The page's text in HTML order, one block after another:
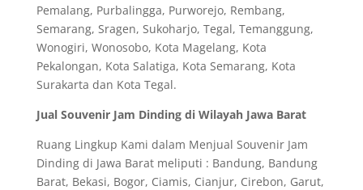
Pemalang, Purbalingga, Purworejo, Rembang,
Semarang, Sragen, Sukoharjo, Tegal, Temanggung,
Wonogiri, Wonosobo, Kota Magelang, Kota
Pekalongan, Kota Salatiga, Kota Semarang, Kota
Surakarta dan Kota Tegal.
Jual Souvenir Jam Dinding di Wilayah Jawa Barat
Ruang Lingkup Kami dalam Menjual Souvenir Jam
Dinding di Jawa Barat meliputi : Bandung, Bandung
Barat, Bekasi, Bogor, Ciamis, Cianjur, Cirebon, Garut,